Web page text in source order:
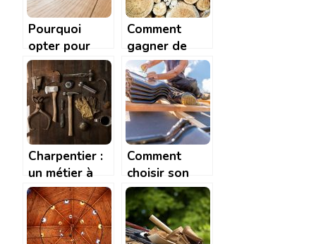
Pourquoi
opter pour
une
autoconstruction
en bois ?
Comment
gagner de
l’argent grâce
au bois ?
Charpentier :
un métier à
haut risque
Comment
choisir son
couvreur et
que faut-il lui
demander ?